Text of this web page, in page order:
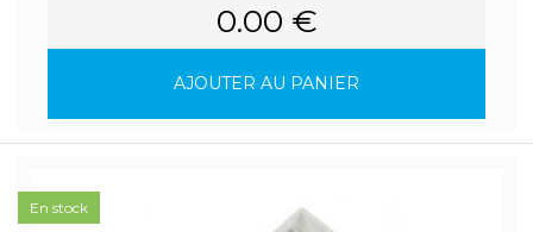
0.00 €
AJOUTER AU PANIER
En stock